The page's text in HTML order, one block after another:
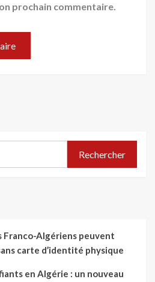
prochain commentaire.
Rechercher
Franco-Algériens peuvent
carte d’identité physique
en Algérie : un nouveau